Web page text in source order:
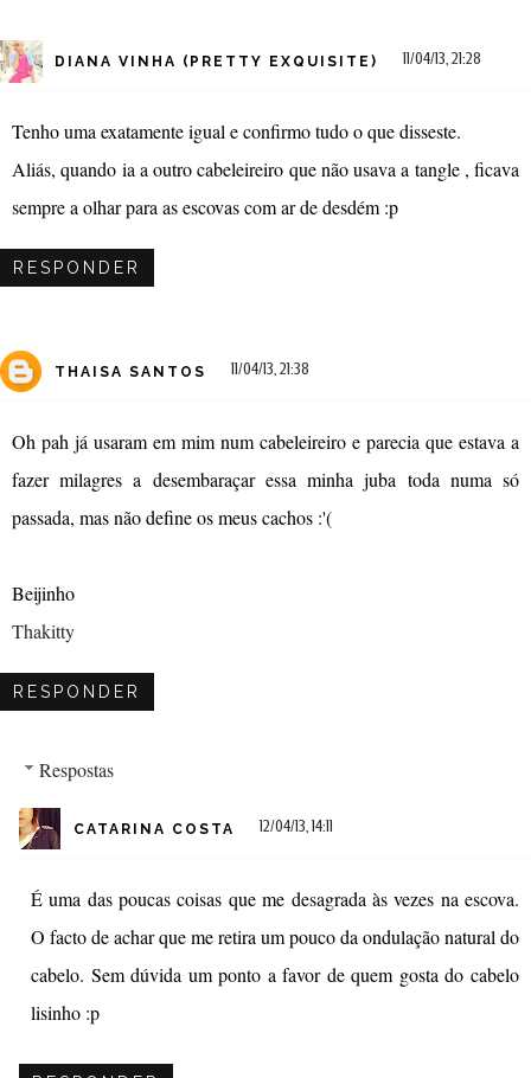
DIANA VINHA (PRETTY EXQUISITE) 11/04/13, 21:28
Tenho uma exatamente igual e confirmo tudo o que disseste.
Aliás, quando ia a outro cabeleireiro que não usava a tangle , ficava
sempre a olhar para as escovas com ar de desdém :p
RESPONDER
THAISA SANTOS 11/04/13, 21:38
Oh pah já usaram em mim num cabeleireiro e parecia que estava a
fazer milagres a desembaraçar essa minha juba toda numa só
passada, mas não define os meus cachos :'(
Beijinho
Thakitty
RESPONDER
Respostas
CATARINA COSTA 12/04/13, 14:11
É uma das poucas coisas que me desagrada às vezes na escova.
O facto de achar que me retira um pouco da ondulação natural do
cabelo. Sem dúvida um ponto a favor de quem gosta do cabelo
lisinho :p